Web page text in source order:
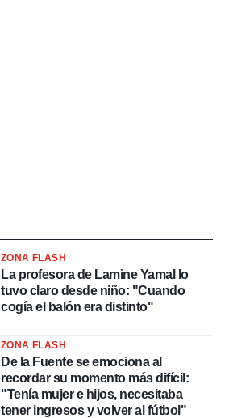
ZONA FLASH
La profesora de Lamine Yamal lo
tuvo claro desde niño: "Cuando
cogía el balón era distinto"
ZONA FLASH
De la Fuente se emociona al
recordar su momento más difícil:
"Tenía mujer e hijos, necesitaba
tener ingresos y volver al fútbol"